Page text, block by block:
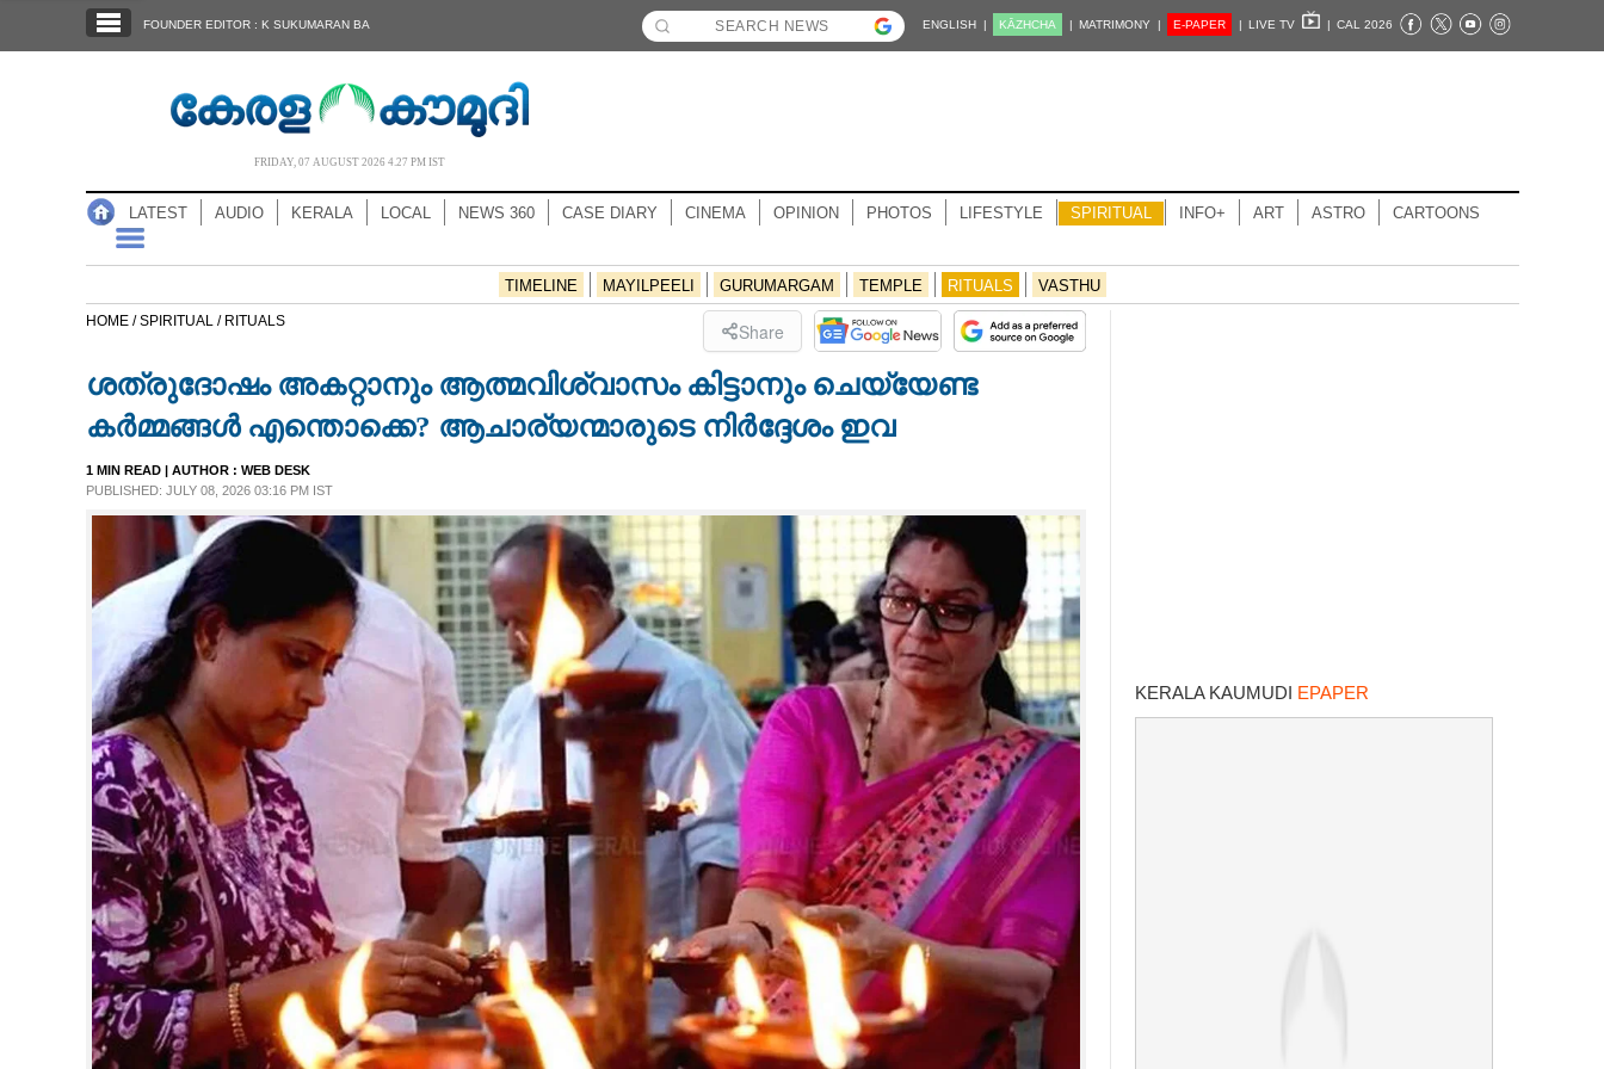
NOTIFIED NEWS
NEWS 360
CASE DIARY
LIFESTYLE
SPIRITUAL
FOUNDER EDITOR : K SUKUMARAN BA ENGLISH | KĀZHCHA | MATRIMONY | E-PAPER | LIVE TV | CAL 2026
FRIDAY, 07 AUGUST 2026 4.27 PM IST
LATEST AUDIO KERALA LOCAL NEWS 360 CASE DIARY CINEMA OPINION PHOTOS LIFESTYLE SPIRITUAL INFO+ ART ASTRO CARTOONS
TIMELINE MAYILPEELI GURUMARGAM TEMPLE RITUALS VASTHU
HOME /SPIRITUAL / RITUALS Share
ശത്രുദോഷം അകറ്റാനും ആത്മവിശ്വാസം കിട്ടാനും ചെയ്യേണ്ട
കർമ്മങ്ങൾ എന്തൊക്കെ? ആചാര്യന്മാരുടെ നിർദ്ദേശം ഇവ
1 MIN READ | AUTHOR : WEB DESK
PUBLISHED: JULY 08, 2026 03:16 PM IST
KERALA KAUMUDI EPAPER